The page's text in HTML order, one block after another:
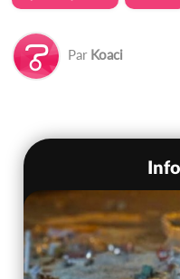
Par Koaci